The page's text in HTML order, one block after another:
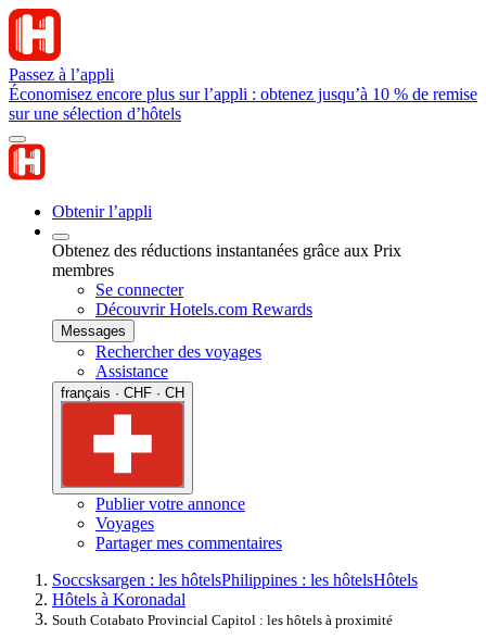
Passez à l’appli
Économisez encore plus sur l’appli : obtenez jusqu’à 10 % de remise
sur une sélection d’hôtels
Obtenir l’appli
Obtenez des réductions instantanées grâce aux Prix
membres
Se connecter
Découvrir Hotels.com Rewards
Messages
Rechercher des voyages
Assistance
français · CHF · CH
Publier votre annonce
Voyages
Partager mes commentaires
Soccsksargen : les hôtelsPhilippines : les hôtelsHôtels
Hôtels à Koronadal
South Cotabato Provincial Capitol : les hôtels à proximité